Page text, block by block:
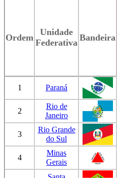
Ordem
Unidade
Federativa Bandeira
1 Paraná
2
Rio de
Janeiro
3
Rio Grande
do Sul
4
Minas
Gerais